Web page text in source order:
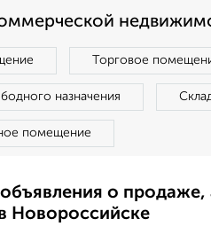
Торговое
назначения
помещение
о
Новороссийске